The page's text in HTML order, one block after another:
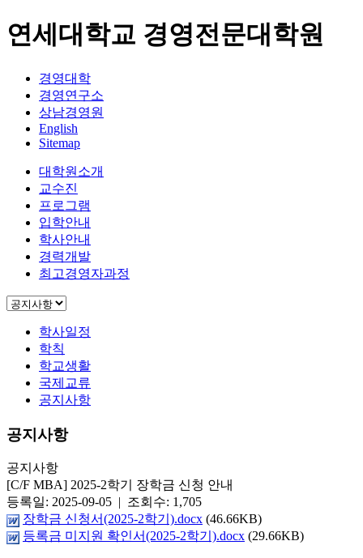
연세대학교 경영전문대학원
경영대학
경영연구소
상남경영원
English
Sitemap
대학원소개
교수진
프로그램
입학안내
학사안내
경력개발
최고경영자과정
학사일정
학칙
학교생활
국제교류
공지사항
공지사항
공지사항
[C/F MBA] 2025-2학기 장학금 신청 안내
등록일: 2025-09-05 | 조회수: 1,705
장학금 신청서(2025-2학기).docx (46.66KB)
등록금 미지원 확인서(2025-2학기).docx (29.66KB)